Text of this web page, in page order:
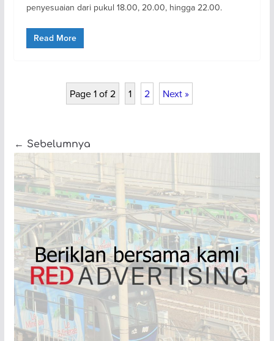
penyesuaian dari pukul 18.00, 20.00, hingga 22.00.
Read More
Page 1 of 2 1 2 Next »
← Sebelumnya